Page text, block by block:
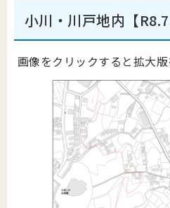
小川・川戸地内【
画像をクリックすると拡大